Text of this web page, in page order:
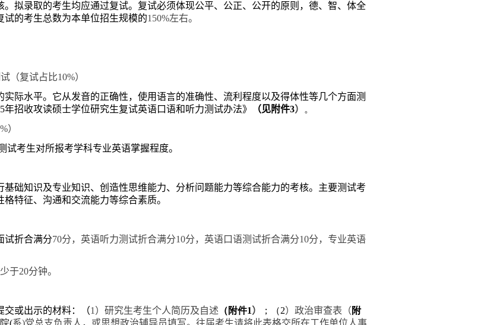
拟录取的考生均应通过复试。复试必须体现公平、公正、公开的原则，德、智、体全
的考生总数为本单位招生规模的150%左右。
（复试占比10%）
际水平。它从发音的正确性，使用语言的准确性、流利程度以及得体性等几个方面测
5年招收攻读硕士学位研究生复试英语口语和听力测试办法》 （见附件3）
。
）
试考生对所报考学科专业英语掌握程度。
知识及专业知识、创造性思维能力、分析问题能力等综合能力的考核。主要测试考
特征、沟通和交流能力等综合素质。
折合满分70分，英语听力测试折合满分10分，英语口语测试折合满分10分，专业英语
于20分钟。
或出示的材料：（1 ）研究生考生个人简历及自述 （附件1） ；（2）政治审查表（附
(系)党总支负责人，或思想政治辅导员填写。往届考生请将此表格交所在工作单位人事